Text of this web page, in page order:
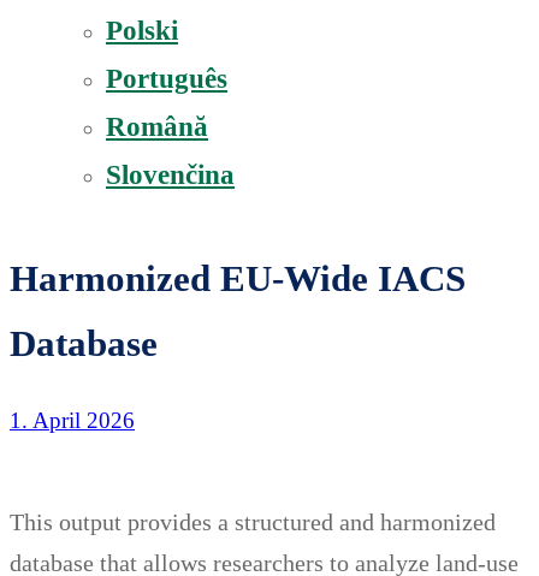
Polski
Português
Română
Slovenčina
Harmonized EU-Wide IACS
Database
1. April 2026
This output provides a structured and harmonized
database that allows researchers to analyze land-use